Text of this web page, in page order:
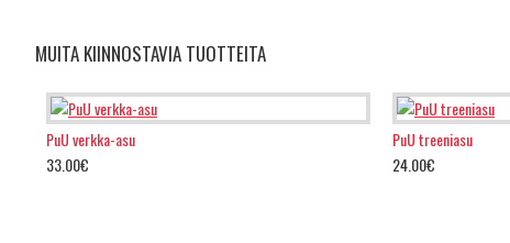
MUITA KIINNOSTAVIA TUOTTEITA
PuU verkka-asu
33.00€
PuU treeniasu
24.00€